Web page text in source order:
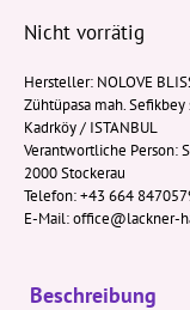
Nicht vorrätig
Hersteller: NOLOVE
Zühtüpasa mah. Sefikbey
Kadrköy / ISTANBUL
Verantwortliche Person:
2000 Stockerau
Telefon: +43 664
E-Mail: office@lackner-
Beschreibung